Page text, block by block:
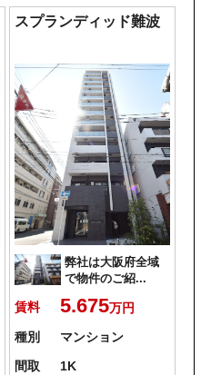
スプランディッド難波
弊社は大阪府全域
で物件のご紹...
賃料 5.675万円
種別
マンション
間取
1K